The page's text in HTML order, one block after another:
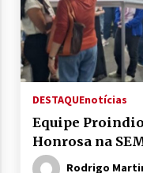
DESTAQUEnotícias
Equipe Proindio
Honrosa na
Rodrigo